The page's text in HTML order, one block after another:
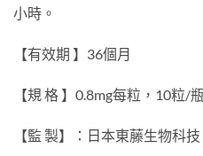
小時。
【有效期 】36個月
【規 格 】0.8mg每粒，10粒/
【監 製】：日本東藤生物科